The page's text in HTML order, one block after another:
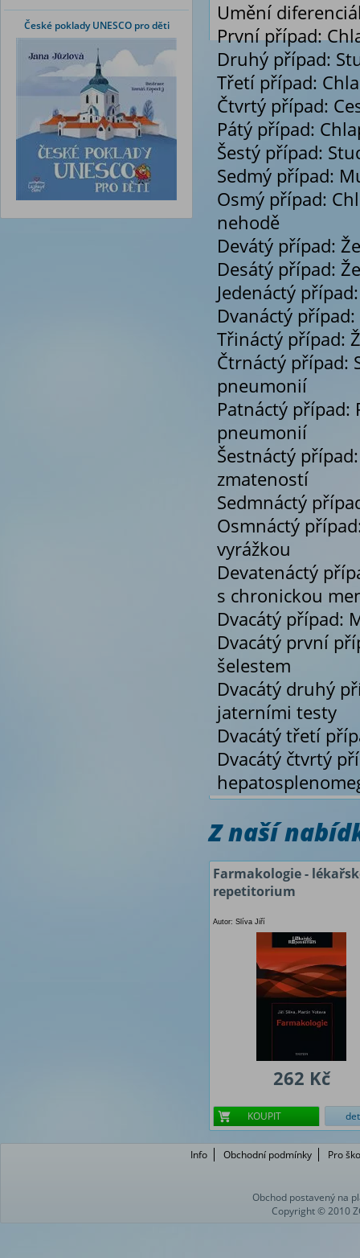
České poklady UNESCO pro děti
Umění
První případ:
Druhý případ:
Třetí případ:
Čtvrtý případ:
Pátý případ:
Šestý případ:
Sedmý případ:
Osmý případ:
nehodě
Devátý případ:
Desátý případ:
Jedenáctý
Dvanáctý
Třináctý případ:
Čtrnáctý případ:
pneumonií
Patnáctý
pneumonií
Šestnáctý
zmateností
Sedmnáctý
Osmnáctý
vyrážkou
Devatenáctý
s chronickou
Dvacátý případ:
Dvacátý první
šelestem
Dvacátý druhý
jaterními testy
Dvacátý třetí
Dvacátý čtvrtý
Z naší
Farmakologie -
repetitorium
Autor: Slíva Jiří
262 Kč
KOUPIT
Info Obchodní podmínky Pro
Obchod postavený na
Copyright © 2010